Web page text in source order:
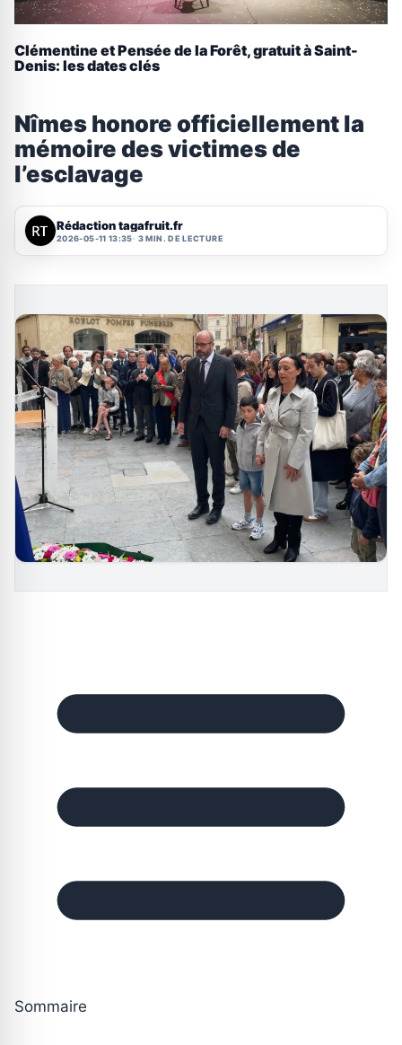
Clémentine et Pensée de la Forêt, gratuit à Saint-
Denis: les dates clés
Nîmes honore officiellement la
mémoire des victimes de
l’esclavage
Rédaction tagafruit.fr
2026-05-11 13:35 3 MIN. DE LECTURE
Sommaire